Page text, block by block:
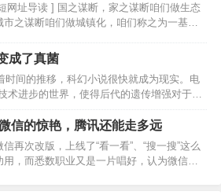
网址导读 ] 国之谋断，家之谋断咱们做生态
市之谋断咱们做城镇化，咱们称之为一基地
事国务天下事，离不开大数据的有备无患，
开人工智能的抓住时机。将来智能和工业…
成了真菌
时间的推移，科幻小说很快就成为现实。电
术进步的世界，使得后代的遗传增强对于谁
遗传概况严格决定，从而减少了“无价值”，
力市场的二等经济地…
信的惊艳，腾讯还能走多远
信再次改版，上线了“看一看”、“搜一搜”这么
用，而悉数职业又是一片唱好，认为微信又